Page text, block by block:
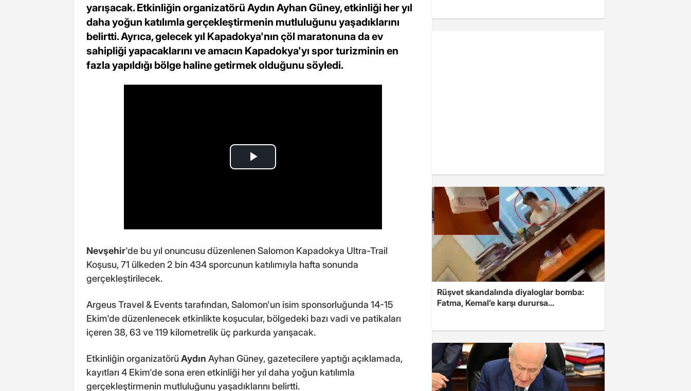
yarışacak. Etkinliğin organizatörü Aydın Ayhan Güney, etkinliği her yıl
daha yoğun katılımla gerçekleştirmenin mutluluğunu yaşadıklarını
belirtti. Ayrıca, gelecek yıl Kapadokya'nın çöl maratonuna da ev
sahipliği yapacaklarını ve amacın Kapadokya'yı spor turizminin en
fazla yapıldığı bölge haline getirmek olduğunu söyledi.
Nevşehir'de bu yıl onuncusu düzenlenen Salomon Kapadokya Ultra-Trail
Koşusu, 71 ülkeden 2 bin 434 sporcunun katılımıyla hafta sonunda
gerçekleştirilecek.
Argeus Travel & Events tarafından, Salomon'un isim sponsorluğunda 14-15
Ekim'de düzenlenecek etkinlikte koşucular, bölgedeki bazı vadi ve patikaları
içeren 38, 63 ve 119 kilometrelik üç parkurda yarışacak.
Etkinliğin organizatörüAydın Ayhan Güney, gazetecilere yaptığı açıklamada,
kayıtları 4 Ekim'de sona eren etkinliği her yıl daha yoğun katılımla
gerçekleştirmenin mutluluğunu yaşadıklarını belirtti.
Rüşvet skandalında diyaloglar bomba:
Fatma, Kemal’e karşı durursa...